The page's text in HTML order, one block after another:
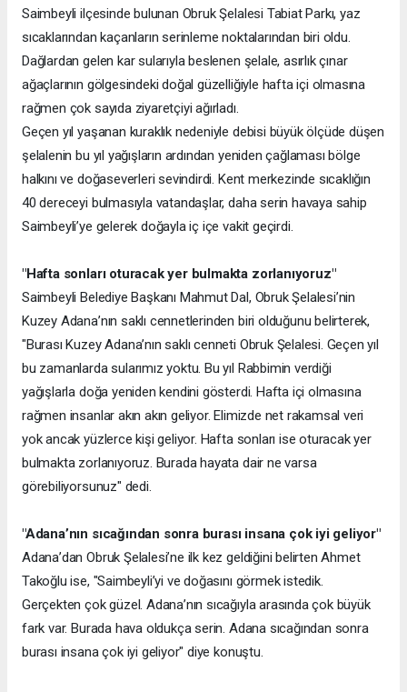
Saimbeyli ilçesinde bulunan Obruk Şelalesi Tabiat Parkı, yaz
sıcaklarından kaçanların serinleme noktalarından biri oldu.
Dağlardan gelen kar sularıyla beslenen şelale, asırlık çınar
ağaçlarının gölgesindeki doğal güzelliğiyle hafta içi olmasına
rağmen çok sayıda ziyaretçiyi ağırladı.
Geçen yıl yaşanan kuraklık nedeniyle debisi büyük ölçüde düşen
şelalenin bu yıl yağışların ardından yeniden çağlaması bölge
halkını ve doğaseverleri sevindirdi. Kent merkezinde sıcaklığın
40 dereceyi bulmasıyla vatandaşlar, daha serin havaya sahip
Saimbeyli’ye gelerek doğayla iç içe vakit geçirdi.
"Hafta sonları oturacak yer bulmakta zorlanıyoruz"
Saimbeyli Belediye Başkanı Mahmut Dal, Obruk Şelalesi’nin
Kuzey Adana’nın saklı cennetlerinden biri olduğunu belirterek,
"Burası Kuzey Adana’nın saklı cenneti Obruk Şelalesi. Geçen yıl
bu zamanlarda sularımız yoktu. Bu yıl Rabbimin verdiği
yağışlarla doğa yeniden kendini gösterdi. Hafta içi olmasına
rağmen insanlar akın akın geliyor. Elimizde net rakamsal veri
yok ancak yüzlerce kişi geliyor. Hafta sonları ise oturacak yer
bulmakta zorlanıyoruz. Burada hayata dair ne varsa
görebiliyorsunuz" dedi.
"Adana’nın sıcağından sonra burası insana çok iyi geliyor"
Adana’dan Obruk Şelalesi’ne ilk kez geldiğini belirten Ahmet
Takoğlu ise, "Saimbeyli’yi ve doğasını görmek istedik.
Gerçekten çok güzel. Adana’nın sıcağıyla arasında çok büyük
fark var. Burada hava oldukça serin. Adana sıcağından sonra
burası insana çok iyi geliyor" diye konuştu.